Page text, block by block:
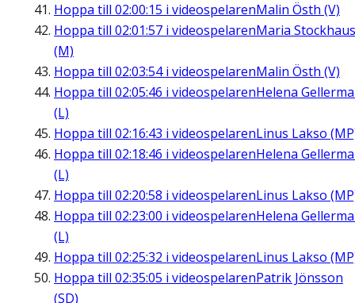
Hoppa till 02:00:15 i videospelarenMalin Östh (V)
Hoppa till 02:01:57 i videospelarenMaria Stockhaus
(M)
Hoppa till 02:03:54i videospelarenMalin Östh (V)
Hoppa till 02:05:46 i videospelarenHelena
(L)
Hoppa till 02:16:43 i videospelarenLinus Lakso
Hoppa till 02:18:46 i videospelarenHelena
(L)
Hoppa till 02:20:58 i videospelarenLinus Lakso
Hoppa till 02:23:00 i videospelarenHelena
(L)
Hoppa till 02:25:32 i videospelarenLinus Lakso
Hoppa till 02:35:05 i videospelarenPatrik Jönsson
(SD)